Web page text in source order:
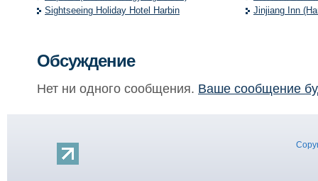
Sightseeing Holiday Hotel Harbin
Jinjiang Inn
Обсуждение
Нет ни одного сообщения. Ваше сообщение